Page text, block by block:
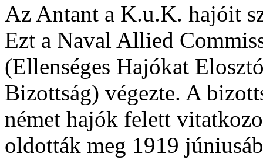
Az Antant a K.u.K. hajóit
Ezt a Naval Allied
(Ellenséges Hajókat
Bizottság) végezte. A
német hajók felett
oldották meg 1919